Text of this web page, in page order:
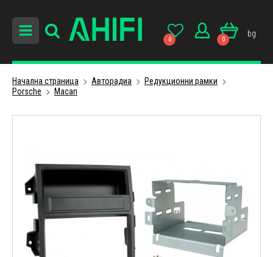
0 0
bg
Начална страница Авторадиa
Редукционни рамки
Porsche
Macan